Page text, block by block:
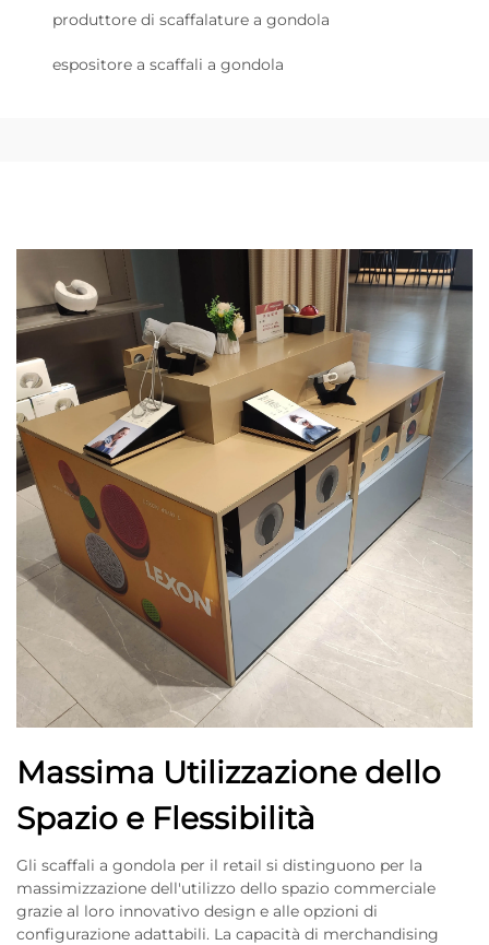
produttore di scaffalature a gondola
espositore a scaffali a gondola
Massima Utilizzazione dello
Spazio e Flessibilità
Gli scaffali a gondola per il retail si distinguono per la
massimizzazione dell'utilizzo dello spazio commerciale
grazie al loro innovativo design e alle opzioni di
configurazione adattabili. La capacità di merchandising